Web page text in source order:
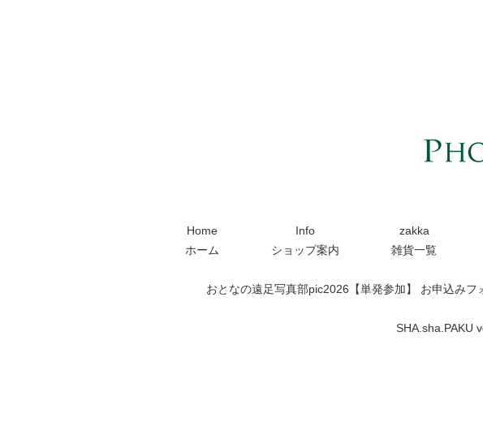
Home
ホーム
Info
ショップ案内
zakka
雑貨一覧
おとなの遠足写真部pic2026【単発参加】 お申込みフ
SHA.sha.PAKU